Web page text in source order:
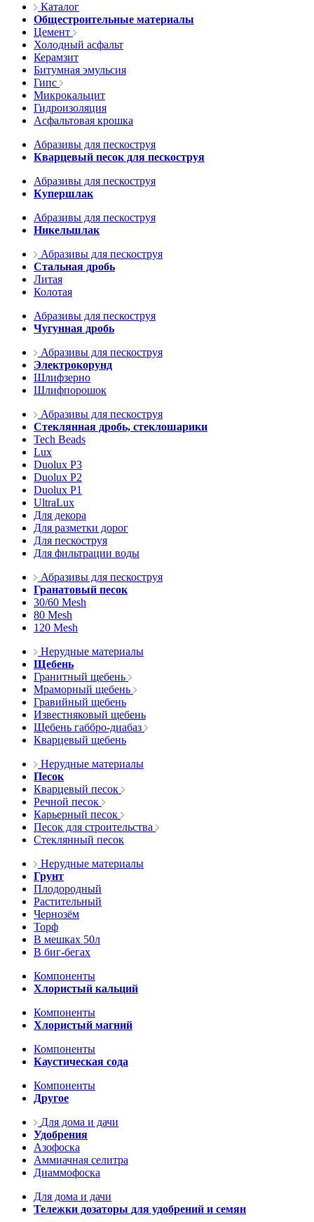
Каталог
Общестроительные материалы
Цемент
Холодный асфальт
Керамзит
Битумная эмульсия
Гипс
Микрокальцит
Гидроизоляция
Асфальтовая крошка
Абразивы для пескоструя
Кварцевый песок для пескоструя
Абразивы для пескоструя
Купершлак
Абразивы для пескоструя
Никельшлак
Абразивы для пескоструя
Стальная дробь
Литая
Колотая
Абразивы для пескоструя
Чугунная дробь
Абразивы для пескоструя
Электрокорунд
Шлифзерно
Шлифпорошок
Абразивы для пескоструя
Стеклянная дробь, стеклошарики
Tech Beads
Lux
Duolux P3
Duolux P2
Duolux P1
UltraLux
Для декора
Для разметки дорог
Для пескоструя
Для фильтрации воды
Абразивы для пескоструя
Гранатовый песок
30/60 Mesh
80 Mesh
120 Mesh
Нерудные материалы
Щебень
Гранитный щебень
Мраморный щебень
Гравийный щебень
Известняковый щебень
Щебень габбро-диабаз
Кварцевый щебень
Нерудные материалы
Песок
Кварцевый песок
Речной песок
Карьерный песок
Песок для строительства
Стеклянный песок
Нерудные материалы
Грунт
Плодородный
Растительный
Чернозём
Торф
В мешках 50л
В биг-бегах
Компоненты
Хлористый кальций
Компоненты
Хлористый магний
Компоненты
Каустическая сода
Компоненты
Другое
Для дома и дачи
Удобрения
Азофоска
Аммиачная селитра
Диаммофоска
Для дома и дачи
Тележки дозаторы для удобрений и семян